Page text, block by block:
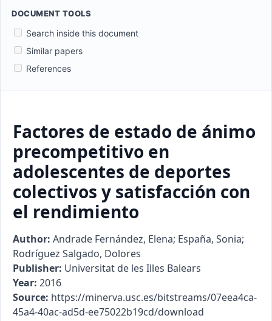
DOCUMENT TOOLS
Search inside this document
Similar papers
References
Factores de estado de ánimo
precompetitivo en
adolescentes de deportes
colectivos y satisfacción con
el rendimiento
Author: Andrade Fernández, Elena; España, Sonia;
Rodríguez Salgado, Dolores
Publisher: Universitat de les Illes Balears
Year: 2016
Source: https://minerva.usc.es/bitstreams/07eea4ca-
45a4-40ac-ad5d-ee75022b19cd/download